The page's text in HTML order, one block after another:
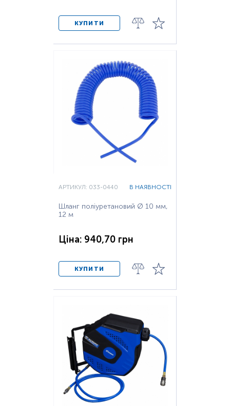
КУПИТИ
АРТИКУЛ: 033-0440 В НАЯВНОСТІ
Шланг поліуретановий Ø 10 мм,
12 м
Ціна: 940,70 грн
КУПИТИ